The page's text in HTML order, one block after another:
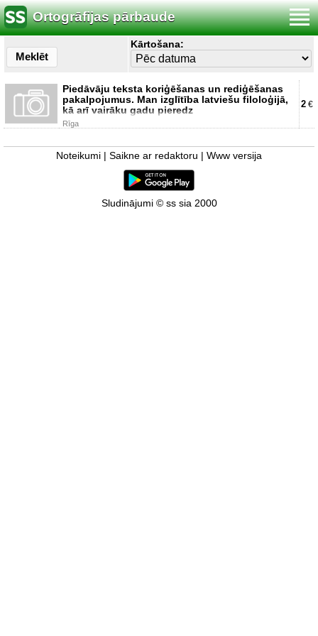
Ortogrāfijas pārbaude
Meklēt
Kārtošana:
Piedāvāju teksta koriģēšanas un rediģēšanas
pakalpojumus. Man izglītība latviešu filoloģijā,
kā arī vairāku gadu pieredz
Rīga
2 €
Noteikumi Saikne ar redaktoru Www versija
Sludinājumi © ss sia 2000